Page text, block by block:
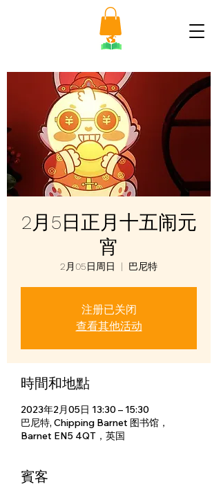
2月5日正月十五闹元
宵
2月05日周日
  |
巴尼特
注册已关闭
查看其他活动
時間和地點
2023年2月05日 13:30 – 15:30
巴尼特, Chipping Barnet 图书馆，
Barnet EN5 4QT，英国
賓客